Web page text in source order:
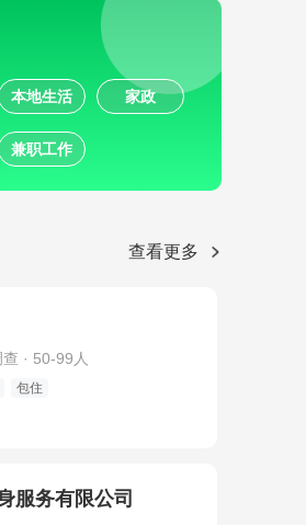
本地生活 家政
兼职工作
查看更多
· 50-99人
包住
服务有限公司